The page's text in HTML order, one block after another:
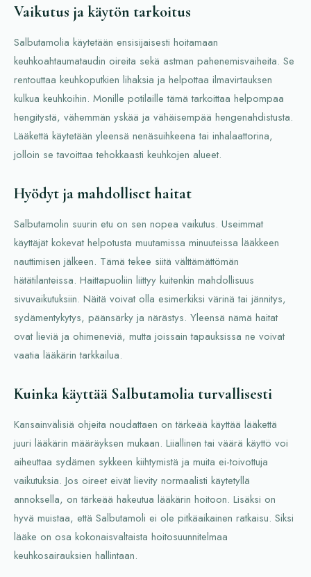
Vaikutus ja käytön tarkoitus
Salbutamolia käytetään ensisijaisesti hoitamaan
keuhkoahtaumataudin oireita sekä astman pahenemisvaiheita. Se
rentouttaa keuhkoputkien lihaksia ja helpottaa ilmavirtauksen
kulkua keuhkoihin. Monille potilaille tämä tarkoittaa helpompaa
hengitystä, vähemmän yskää ja vähäisempää hengenahdistusta.
Lääkettä käytetään yleensä nenäsuihkeena tai inhalaattorina,
jolloin se tavoittaa tehokkaasti keuhkojen alueet.
Hyödyt ja mahdolliset haitat
Salbutamolin suurin etu on sen nopea vaikutus. Useimmat
käyttäjät kokevat helpotusta muutamissa minuuteissa lääkkeen
nauttimisen jälkeen. Tämä tekee siitä välttämättömän
hätätilanteissa. Haittapuoliin liittyy kuitenkin mahdollisuus
sivuvaikutuksiin. Näitä voivat olla esimerkiksi värinä tai jännitys,
sydämentykytys, päänsärky ja närästys. Yleensä nämä haitat
ovat lieviä ja ohimeneviä, mutta joissain tapauksissa ne voivat
vaatia lääkärin tarkkailua.
Kuinka käyttää Salbutamolia turvallisesti
Kansainvälisiä ohjeita noudattaen on tärkeää käyttää lääkettä
juuri lääkärin määräyksen mukaan. Liiallinen tai väärä käyttö voi
aiheuttaa sydämen sykkeen kiihtymistä ja muita ei-toivottuja
vaikutuksia. Jos oireet eivät lievity normaalisti käytetyllä
annoksella, on tärkeää hakeutua lääkärin hoitoon. Lisäksi on
hyvä muistaa, että Salbutamoli ei ole pitkäaikainen ratkaisu. Siksi
lääke on osa kokonaisvaltaista hoitosuunnitelmaa
keuhkosairauksien hallintaan.